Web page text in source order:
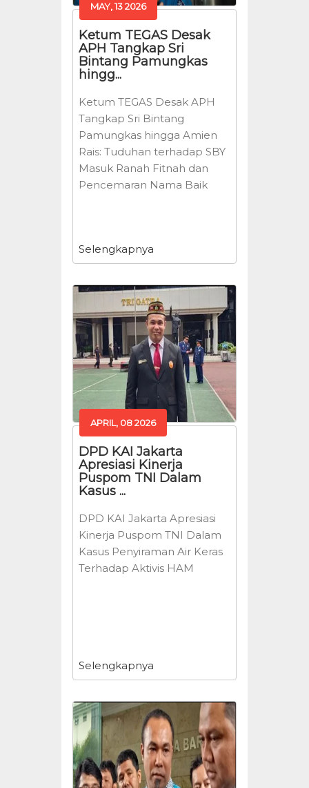
MAY, 13 2026
Ketum TEGAS Desak
APH Tangkap Sri
Bintang Pamungkas
hingg...
Ketum TEGAS Desak APH
Tangkap Sri Bintang
Pamungkas hingga Amien
Rais: Tuduhan terhadap SBY
Masuk Ranah Fitnah dan
Pencemaran Nama Baik
Selengkapnya
APRIL, 08 2026
DPD KAI Jakarta
Apresiasi Kinerja
Puspom TNI Dalam
Kasus ...
DPD KAI Jakarta Apresiasi
Kinerja Puspom TNI Dalam
Kasus Penyiraman Air Keras
Terhadap Aktivis HAM
Selengkapnya